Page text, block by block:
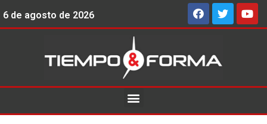
6 de agosto de 2026